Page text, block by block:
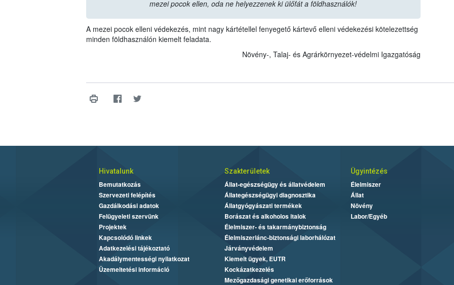
mezei pocok ellen, oda ne helyezzenek ki ülőfát a földhasználók!
A mezei pocok elleni védekezés, mint nagy kártétellel fenyegető kártevő elleni védekezési kötelezettség
minden földhasználón kiemelt feladata.
Növény-, Talaj- és Agrárkörnyezet-védelmi Igazgatóság
Hivatalunk
Bemutatkozás
Szervezeti felépítés
Gazdálkodási adatok
Felügyeleti szervünk
Projektek
Kapcsolódó linkek
Adatkezelési tájékoztató
Akadálymentességi nyilatkozat
Üzemeltetési információ
Szakterületek
Állat-egészségügy és állatvédelem
Állategészségügyi diagnosztika
Állatgyógyászati termékek
Borászat és alkoholos italok
Élelmiszer- és takarmánybiztonság
Élelmiszerlánc-biztonsági laborhálózat
Járványvédelem
Kiemelt ügyek, EUTR
Kockázatkezelés
Mezőgazdasági genetikai erőforrások
Ügyintézés
Élelmiszer
Állat
Növény
Labor/Egyéb